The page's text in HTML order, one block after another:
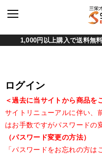
1,000円以上購入で送料無
ログイン
＜過去に当サイトから商品を
サイトリニューアルに伴い、
はお手数ですがパスワードの
（パスワード変更の方法）
「パスワードをお忘れの方は